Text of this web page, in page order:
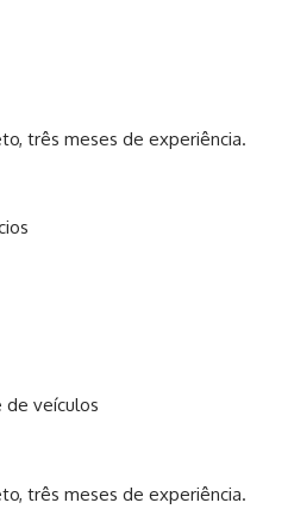
três meses de experiência.
de veículos
três meses de experiência.